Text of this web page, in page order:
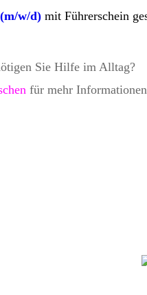
w/d) mit Führerschein
Sie Hilfe im Alltag?
für mehr